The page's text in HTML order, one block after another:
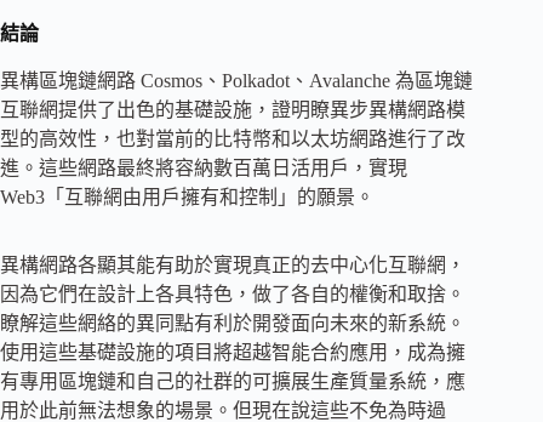
結論
異構區塊鏈網路 Cosmos、Polkadot、Avalanche 為區塊鏈
互聯網提供了出色的基礎設施，證明瞭異步異構網路模
型的高效性，也對當前的比特幣和以太坊網路進行了改
進。這些網路最終將容納數百萬日活用戶，實現
Web3「互聯網由用戶擁有和控制」的願景。
異構網路各顯其能有助於實現真正的去中心化互聯網，
因為它們在設計上各具特色，做了各自的權衡和取捨。
瞭解這些網絡的異同點有利於開發面向未來的新系統。
使用這些基礎設施的項目將超越智能合約應用，成為擁
有專用區塊鏈和自己的社群的可擴展生產質量系統，應
用於此前無法想象的場景。但現在說這些不免為時過